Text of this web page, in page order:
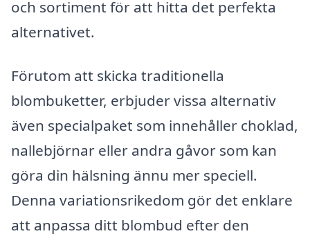
och sortiment för att hitta det perfekta
alternativet.
Förutom att skicka traditionella
blombuketter, erbjuder vissa alternativ
även specialpaket som innehåller choklad,
nallebjörnar eller andra gåvor som kan
göra din hälsning ännu mer speciell.
Denna variationsrikedom gör det enklare
att anpassa ditt blombud efter den